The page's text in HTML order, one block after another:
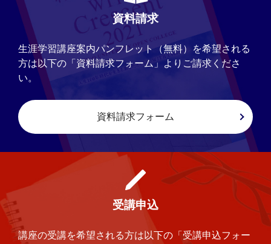
資料請求
生涯学習講座案内パンフレット（無料）を希望される
方は以下の「資料請求フォーム」よりご請求くださ
い。
資料請求フォーム
受講申込
講座の受講を希望される方は以下の「受講申込フォー